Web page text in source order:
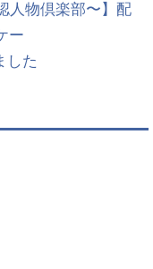
人物倶楽部〜】配
ー
した